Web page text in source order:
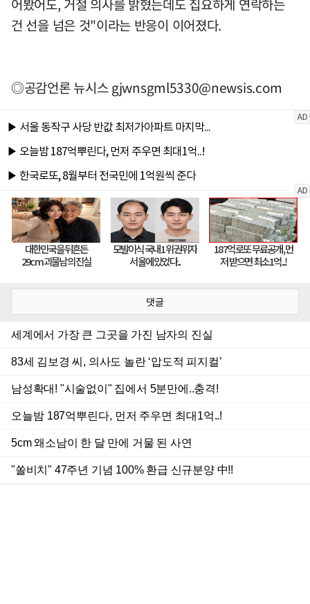
어봤어도, 거절 의사를 밝혔는데도 집요하게 연락하는
건 선을 넘은 것"이라는 반응이 이어졌다.
◎공감언론 뉴시스gjwnsgml5330@newsis.com
댓글